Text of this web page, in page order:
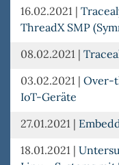
16.02.2021 |
ThreadX SMP
08.02.2021 |
03.02.2021 | Over-
IoT-Geräte
27.01.2021 |
18.01.2021 |